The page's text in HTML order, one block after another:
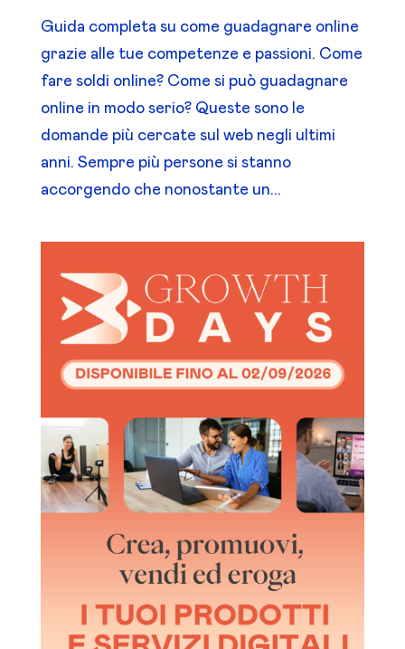
Guida completa su come guadagnare online
grazie alle tue competenze e passioni. Come
fare soldi online? Come si può guadagnare
online in modo serio? Queste sono le
domande più cercate sul web negli ultimi
anni. Sempre più persone si stanno
accorgendo che nonostante un...